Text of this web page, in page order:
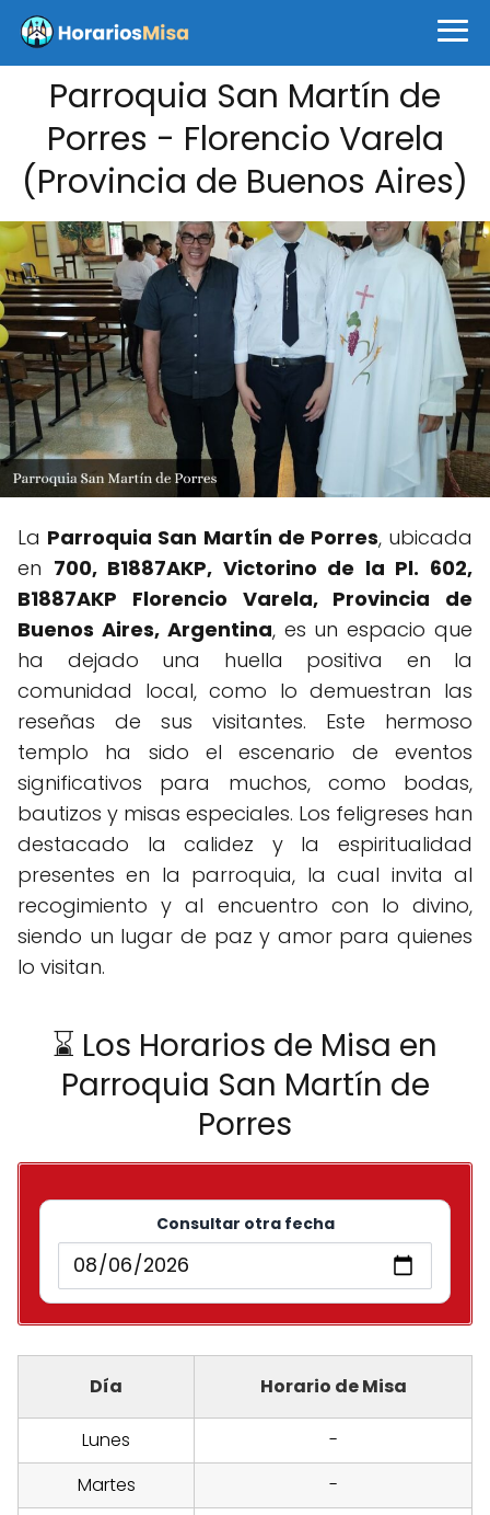
Parroquia San Martín de
Porres - Florencio Varela
(Provincia de Buenos Aires)
La Parroquia San Martín de Porres, ubicada
en 700, B1887AKP, Victorino de la Pl. 602,
B1887AKP Florencio Varela, Provincia de
Buenos Aires, Argentina, es un espacio que
ha dejado una huella positiva en la
comunidad local, como lo demuestran las
reseñas de sus visitantes. Este hermoso
templo ha sido el escenario de eventos
significativos para muchos, como bodas,
bautizos y misas especiales. Los feligreses han
destacado la calidez y la espiritualidad
presentes en la parroquia, la cual invita al
recogimiento y al encuentro con lo divino,
siendo un lugar de paz y amor para quienes
lo visitan.
⌛ Los Horarios de Misa en
Parroquia San Martín de
Porres
Consultar otra fecha
Día Horario de Misa
Lunes
-
Martes
-